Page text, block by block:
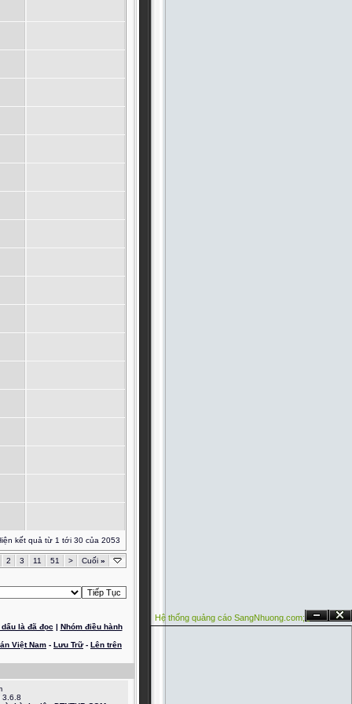
kết quả từ 1 tới 30 của 2053
2 3 11 51 > Cuối »
Ẩn Đóng
Hệ thống quảng cáo SangNhuong.com;
là đã đọc | Nhóm điều hành
Việt Nam - Lưu Trữ- Lên trên
3.6.8